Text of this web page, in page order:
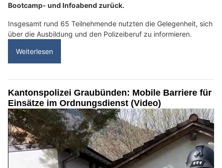
Bootcamp- und Infoabend zurück.
Insgesamt rund 65 Teilnehmende nutzten die Gelegenheit, sich
über die Ausbildung und den Polizeiberuf zu informieren.
Weiterlesen
Kantonspolizei Graubünden: Mobile Barriere für
Einsätze im Ordnungsdienst (Video)